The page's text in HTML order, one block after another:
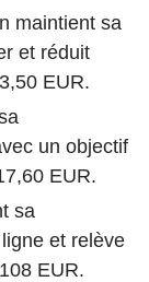
maintient sa
et réduit
EUR.
un objectif
EUR.
sa
et relève
EUR.